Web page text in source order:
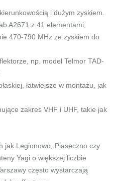
i dużym zyskiem.
A2671 z 41 elementami,
470-790 MHz ze zyskiem do
np. model Telmor TAD-
łatwiejsze w montażu, jak
zakres VHF i UHF, takie jak
jak Legionowo, Piaseczno czy
Yagi o większej liczbie
często wystarczają